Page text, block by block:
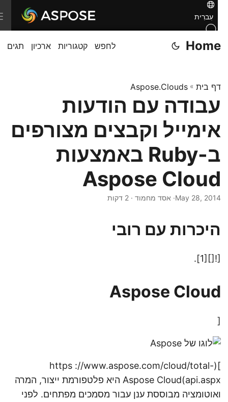
עִברִית
Home לחפש קטגוריות ארכיון תגים
דף בית»
Aspose.Clouds
עבודה עם הודעות
אימייל וקבצים מצורפים
ב-Ruby באמצעות
Aspose Cloud
May 28, 2014· אסד מחמוד · 2 דקות
היכרות עם רובי
[![][1].
Aspose Cloud
](https ://www.aspose.com/cloud/total-
api.aspx)Aspose Cloud היא פלטפורמת ייצור, המרה
ואוטומציה מבוססת ענן עבור מסמכים מפתחים. לפני